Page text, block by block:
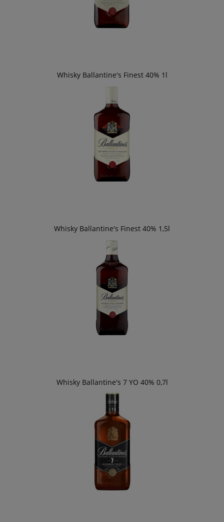
Whisky Ballantine's Finest 40% 1l
Whisky Ballantine's Finest 40% 1,5l
Whisky Ballantine's 7 YO 40% 0,7l